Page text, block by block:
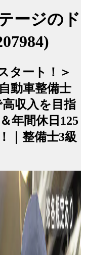
ージのド
タート！＞
動車整備士
収入を目指
年間休日125
｜整備士3級